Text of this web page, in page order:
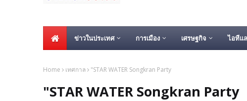
ข่าวในประเทศ การเมือง เศรษฐกิจ ไอทีแ
Home เทศกาล "STAR WATER Songkran Party
"STAR WATER Songkran Party